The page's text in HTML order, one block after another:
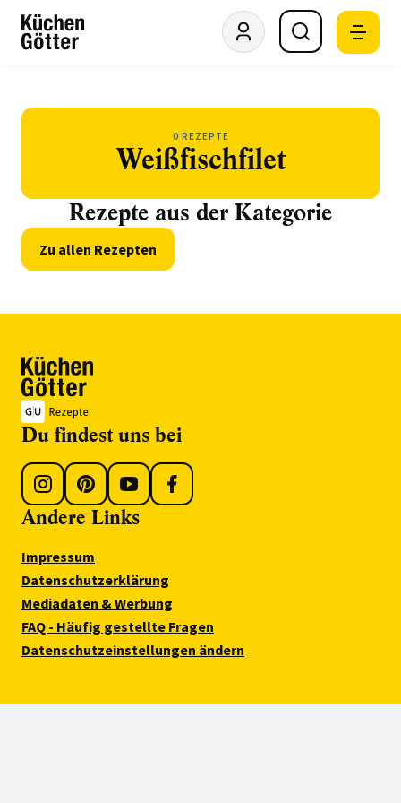
0 REZEPTE
Weißfischfilet
Rezepte aus der Kategorie
Zu allen Rezepten
Du findest uns bei
Andere Links
Impressum
Datenschutzerklärung
Mediadaten & Werbung
FAQ - Häufig gestellte Fragen
Datenschutzeinstellungen ändern